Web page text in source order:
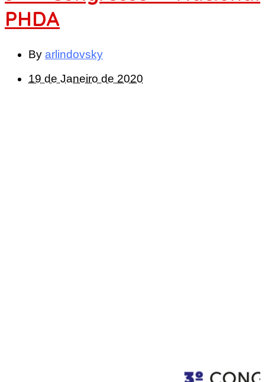
PHDA
By arlindovsky
19 de Janeiro de 2020